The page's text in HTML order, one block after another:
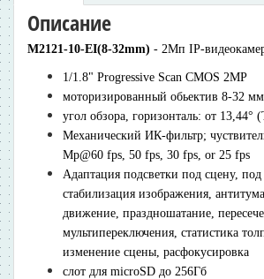
Описание
M2121-10-EI(8-32mm) - 2Мп IP-
1/1.8" Progressive Scan CMOS 2MP
моторизированный обьектив 8-32 мм
угол обзора, горизонталь: от
Механический ИК-фильтр;
Mp@60 fps, 50 fps, 30 fps, or 25 fps
Адаптация подсветки под сцену,
стабилизация изображения,
движение, праздношатание,
мультипереключения, статистика
изменение сцены, расфокусировка
cлот для microSD до 256Гб